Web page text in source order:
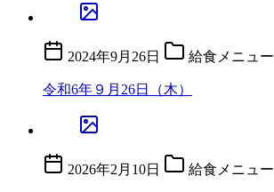
2024年9月26日 給食メニュー
令和6年９月26日（木）
2026年2月10日 給食メニュー